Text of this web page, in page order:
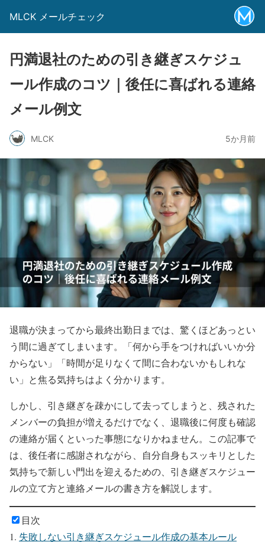
MLCK メールチェック
円満退社のための引き継ぎスケジュ
ール作成のコツ｜後任に喜ばれる連絡
メール例文
MLCK 5か月前
退職が決まってから最終出勤日までは、驚くほどあっとい
う間に過ぎてしまいます。「何から手をつければいいか分
からない」「時間が足りなくて間に合わないかもしれな
い」と焦る気持ちはよく分かります。
しかし、引き継ぎを疎かにして去ってしまうと、残された
メンバーの負担が増えるだけでなく、退職後に何度も確認
の連絡が届くといった事態になりかねません。この記事で
は、後任者に感謝されながら、自分自身もスッキリとした
気持ちで新しい門出を迎えるための、引き継ぎスケジュー
ルの立て方と連絡メールの書き方を解説します。
目次
失敗しない引き継ぎスケジュール作成の基本ルール